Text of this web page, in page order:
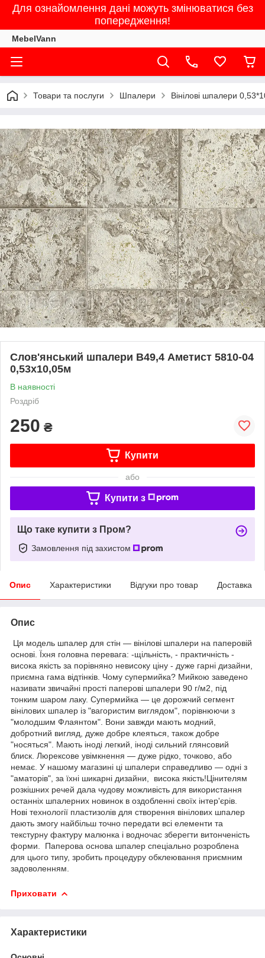
Для ознайомлення дані можуть змінюватися без
попередження!
MebelVann
Товари та послуги Шпалери Вінілові шпалери
Слов'янський шпалери В49,4 Аметист 5810-04
0,53х10,05м
В наявності
Роздріб
250 ₴
Купити
або
Купити з
Що таке купити з Пром?
Замовлення під захистом
Опис Характеристики Відгуки про товар Доставка
Опис
Ця модель шпалер для стін — вінілові шпалери на паперовій
основі. Їхня головна перевага: -щільність, - практичність -
висока якість за порівняно невисоку ціну - дуже гарні дизайни,
приємна гама відтінків. Чому супермийка? Мийкою заведено
називати звичайні прості паперові шпалери 90 г/м2, під
тонким шаром лаку. Супермийка — це дорожчий сегмент
вінілових шпалер із "вагористим виглядом", порівнюючи з
"молодшим Флаянтом". Вони завжди мають модний,
добротний вигляд, дуже добре клеяться, також добре
"носяться". Мають іноді легкий, іноді сильний глянсовий
блиск. Люрексове увімкнення — дуже рідко, точково, або
немає. У нашому магазині ці шпалери справедливо — одні з
"аматорів", за їхні шикарні дизайни, висока якість!Цінителям
розкішних речей дала чудову можливість для використання
останніх шпалерних новинок в оздобленні своїх інтер'єрів.
Нові технології пластизолів для створення вінілових шпалер
дають змогу найбільш точно передати всі елементи та
текстурну фактуру малюнка і водночас зберегти витонченість
форми. Паперова основа шпалер спеціально розроблена
для цього типу, зробить процедуру обклеювання приємним
задоволенням.
Приховати
Характеристики